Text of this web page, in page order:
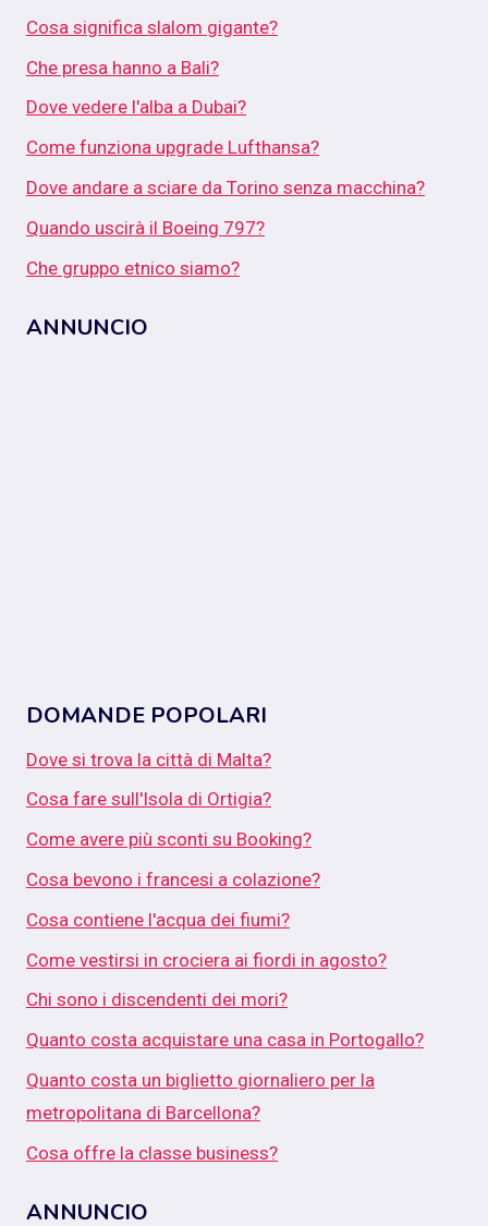
Cosa significa slalom gigante?
Che presa hanno a Bali?
Dove vedere l'alba a Dubai?
Come funziona upgrade Lufthansa?
Dove andare a sciare da Torino senza macchina?
Quando uscirà il Boeing 797?
Che gruppo etnico siamo?
ANNUNCIO
DOMANDE POPOLARI
Dove si trova la città di Malta?
Cosa fare sull'Isola di Ortigia?
Come avere più sconti su Booking?
Cosa bevono i francesi a colazione?
Cosa contiene l'acqua dei fiumi?
Come vestirsi in crociera ai fiordi in agosto?
Chi sono i discendenti dei mori?
Quanto costa acquistare una casa in Portogallo?
Quanto costa un biglietto giornaliero per la
metropolitana di Barcellona?
Cosa offre la classe business?
ANNUNCIO